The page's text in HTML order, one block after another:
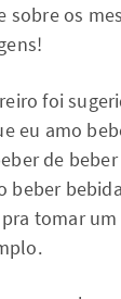
sobre os
foi
eu amo
de
beber
tomar